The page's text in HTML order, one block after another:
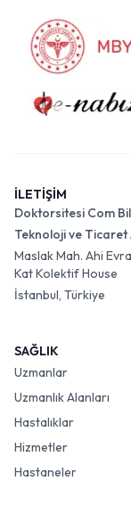
İLETİŞİM
Doktorsitesi Com
Teknoloji ve Ticaret
Maslak Mah. Ahi
Kat Kolektif House
İstanbul, Türkiye
SAĞLIK
Uzmanlar
Uzmanlık Alanları
Hastalıklar
Hizmetler
Hastaneler